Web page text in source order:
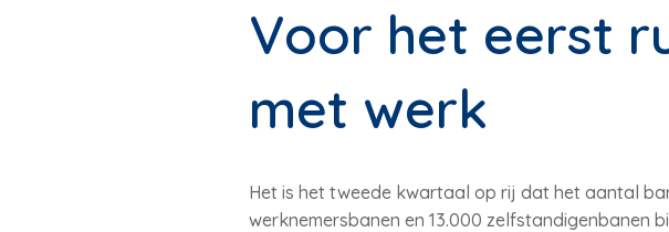
Voor het eerst
met werk
Het is het tweede kwartaal op rij dat het aantal
werknemersbanen en 13.000 zelfstandigenbanen